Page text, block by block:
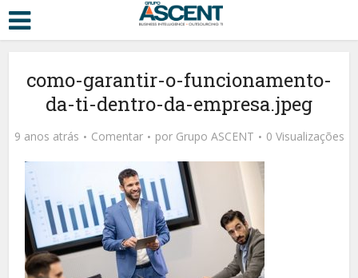
como-garantir-o-funcionamento-
da-ti-dentro-da-empresa.jpeg
9 anos atrás Comentar por Grupo ASCENT 0 Visualizações